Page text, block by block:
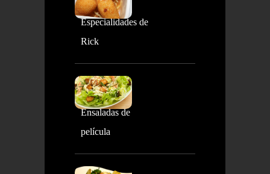
Especialidades de
Rick
Ensaladas de
película